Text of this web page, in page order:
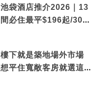
池袋酒店推介2026｜13
間必住最平$196起/30秒
樓下就是築地場外市場
想平住寬敞客房就選這間